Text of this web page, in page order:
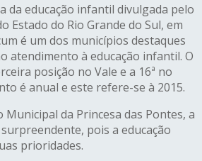
da educação infantil divulgada pelo
Estado do Rio Grande do Sul, em
é um dos municípios destaques
atendimento à educação infantil. O
posição no Vale e a 16ª no
é anual e este refere-se à 2015.
Municipal da Princesa das Pontes, a
pois a educação
prioridades.